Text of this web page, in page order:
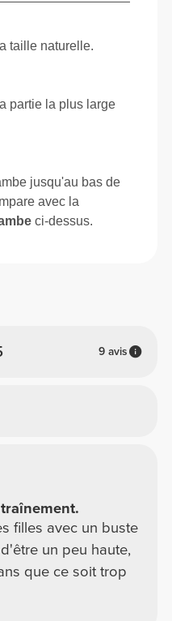
9 avis
filles avec un buste
un peu haute,
que ce soit trop
taille naturelle.
partie la plus large
jusqu'au bas de
avec la
ci-dessus.